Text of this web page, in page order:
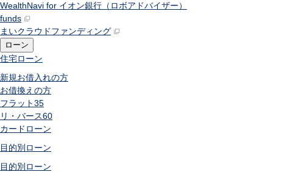
WealthNavi for イオン銀行（ロボアドバイザー）
funds
まいクラウドファンディング
ローン
住宅ローン
新規お借入れの方
お借換えの方
フラット35
リ・バース60
カードローン
目的別ローン
目的別ローン